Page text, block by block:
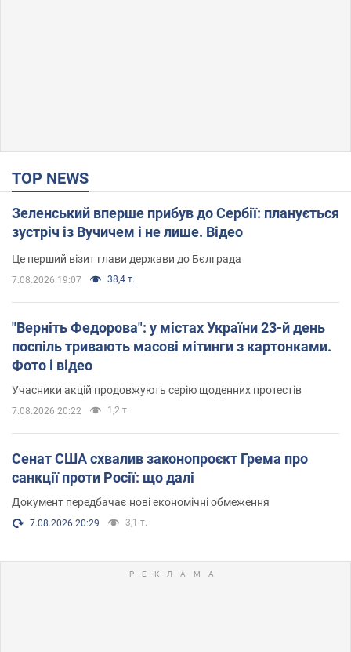
TOP NEWS
Зеленський вперше прибув до Сербії: планується
зустріч із Вучичем і не лише. Відео
Це перший візит глави держави до Бєлграда
7.08.2026 19:07 38,4 т.
"Верніть Федорова": у містах України 23-й день
поспіль тривають масові мітинги з картонками.
Фото і відео
Учасники акцій продовжують серію щоденних протестів
7.08.2026 20:22 1,2 т.
Сенат США схвалив законопроєкт Грема про
санкції проти Росії: що далі
Документ передбачає нові економічні обмеження
7.08.2026 20:29 3,1 т.